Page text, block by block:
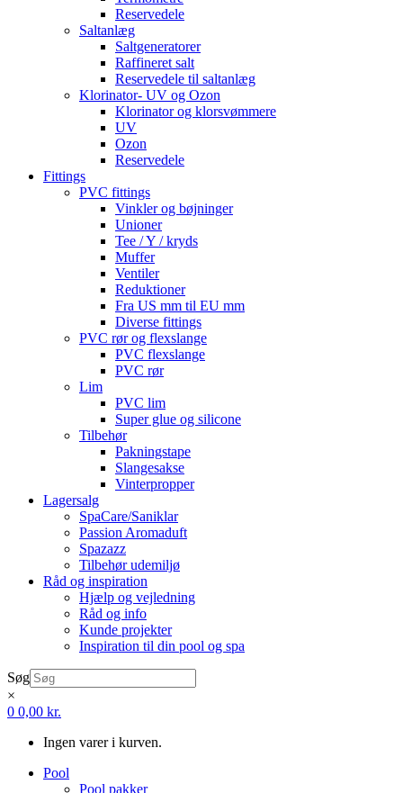
Reservedele
Saltanlæg
Saltgeneratorer
Raffineret salt
Reservedele til saltanlæg
Klorinator- UV og Ozon
Klorinator og klorsvømmere
UV
Ozon
Reservedele
Fittings
PVC fittings
Vinkler og bøjninger
Unioner
Tee / Y / kryds
Muffer
Ventiler
Reduktioner
Fra US mm til EU mm
Diverse fittings
PVC rør og flexslange
PVC flexslange
PVC rør
Lim
PVC lim
Super glue og silicone
Tilbehør
Pakningstape
Slangesakse
Vinterpropper
Lagersalg
SpaCare/Saniklar
Passion Aromaduft
Spazazz
Tilbehør udemiljø
Råd og inspiration
Hjælp og vejledning
Råd og info
Kunde projekter
Inspiration til din pool og spa
Søg
×
0 0,00 kr.
Ingen varer i kurven.
Pool
Pool pakker